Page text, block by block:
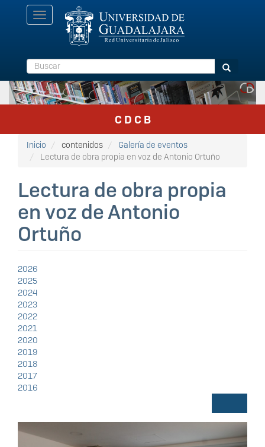
Toggle
navigation
Buscar Buscar
C D C B
Inicio contenidos
Galería de eventos
Lectura de obra propia en voz de Antonio Ortuño
Lectura de obra propia
en voz de Antonio
Ortuño
2026
2025
2024
2023
2022
2021
2020
2019
2018
2017
2016